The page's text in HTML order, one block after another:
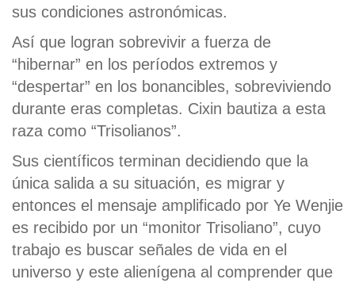
sus condiciones astronómicas.
Así que logran sobrevivir a fuerza de
“hibernar” en los períodos extremos y
“despertar” en los bonancibles, sobreviviendo
durante eras completas. Cixin bautiza a esta
raza como “Trisolianos”.
Sus científicos terminan decidiendo que la
única salida a su situación, es migrar y
entonces el mensaje amplificado por Ye Wenjie
es recibido por un “monitor Trisoliano”, cuyo
trabajo es buscar señales de vida en el
universo y este alienígena al comprender que